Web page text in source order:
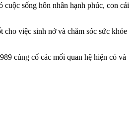
sống hôn nhân hạnh phúc, con cái
việc sinh nở và chăm sóc sức khỏe
củng cố các mối quan hệ hiện có và